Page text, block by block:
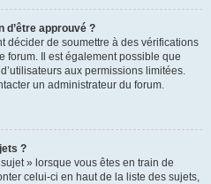
d’être approuvé ?
décider de soumettre à des vérifications
forum. Il est également possible que
aux permissions limitées.
un administrateur du forum.
?
» lorsque vous êtes en train de
celui-ci en haut de la liste des sujets,